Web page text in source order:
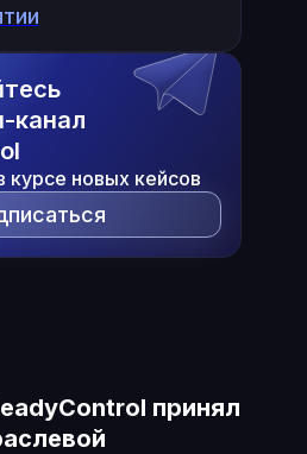
канал
курсе новых кейсов
принял